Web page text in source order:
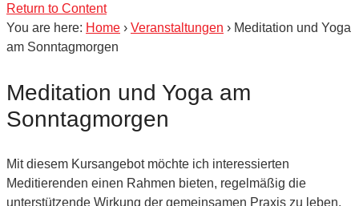
Return to Content
You are here: Home › Veranstaltungen › Meditation und Yoga
am Sonntagmorgen
Meditation und Yoga am
Sonntagmorgen
Mit diesem Kursangebot möchte ich interessierten
Meditierenden einen Rahmen bieten, regelmäßig die
unterstützende Wirkung der gemeinsamen Praxis zu leben.